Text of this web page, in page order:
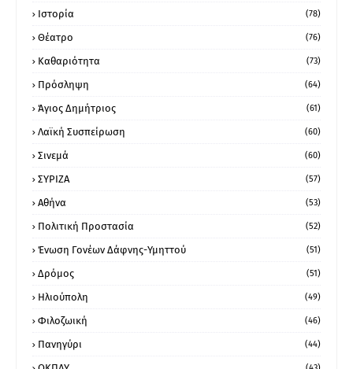
Ιστορία (78)
Θέατρο (76)
Καθαριότητα (73)
Πρόσληψη (64)
Άγιος Δημήτριος (61)
Λαϊκή Συσπείρωση (60)
Σινεμά (60)
ΣΥΡΙΖΑ (57)
Αθήνα (53)
Πολιτική Προστασία (52)
Ένωση Γονέων Δάφνης-Υμηττού (51)
Δρόμος (51)
Ηλιούπολη (49)
Φιλοζωική (46)
Πανηγύρι (44)